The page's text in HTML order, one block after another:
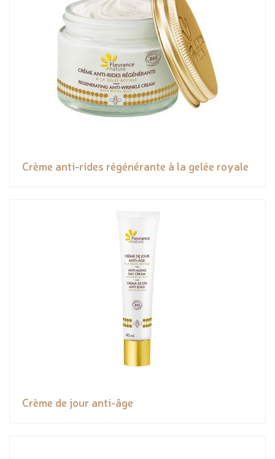
Crème anti-rides régénérante à la gelée royale
Crème de jour anti-âge